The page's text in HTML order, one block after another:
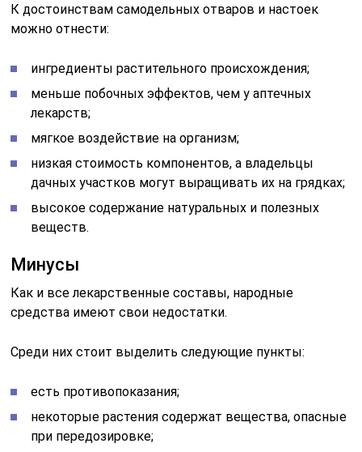
К достоинствам самодельных отваров и настоек
можно отнести:
ингредиенты растительного происхождения;
меньше побочных эффектов, чем у аптечных
лекарств;
мягкое воздействие на организм;
низкая стоимость компонентов, а владельцы
дачных участков могут выращивать их на грядках;
высокое содержание натуральных и полезных
веществ.
Минусы
Как и все лекарственные составы, народные
средства имеют свои недостатки.
Среди них стоит выделить следующие пункты:
есть противопоказания;
некоторые растения содержат вещества, опасные
при передозировке;